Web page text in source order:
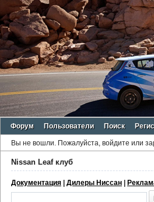
Форум Пользователи Поиск
Вы не вошли. Пожалуйста, войдите или
Nissan Leaf клуб
Документация | Дилеры Ниссан |